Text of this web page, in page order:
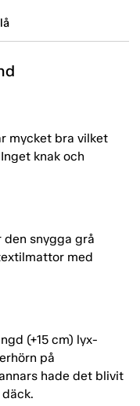
mycket bra vilket
knak och
snygga grå
med
(+15 cm) lyx-
på
hade det blivit